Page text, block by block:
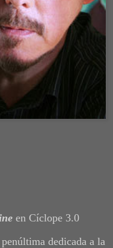
en Cíclope 3.0
dedicada a la